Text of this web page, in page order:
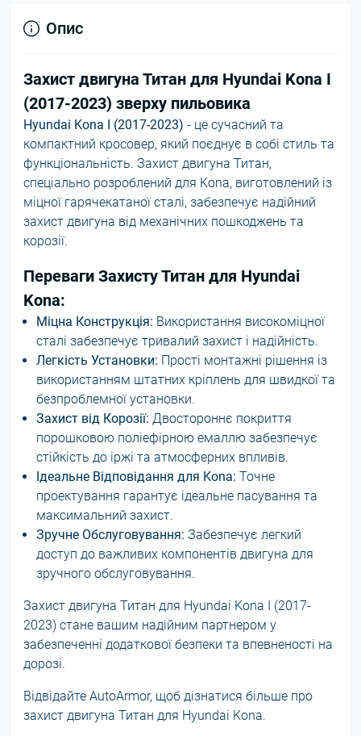
Опис
Захист двигуна Титан для Hyundai Kona I
(2017-2023) зверху пильовика
Hyundai Kona I (2017-2023) - це сучасний та
компактний кросовер, який поєднує в собі стиль та
функціональність. Захист двигуна Титан,
спеціально розроблений для Kona, виготовлений із
міцної гарячекатаної сталі, забезпечує надійний
захист двигуна від механічних пошкоджень та
корозії.
Переваги Захисту Титан для Hyundai
Kona:
Міцна Конструкція: Використання високоміцної
сталі забезпечує тривалий захист і надійність.
Легкість Установки: Прості монтажні рішення із
використанням штатних кріплень для швидкої та
безпроблемної установки.
Захист від Корозії: Двостороннє покриття
порошковою поліефірною емаллю забезпечує
стійкість до іржі та атмосферних впливів.
Ідеальне Відповідання для Kona: Точне
проектування гарантує ідеальне пасування та
максимальний захист.
Зручне Обслуговування: Забезпечує легкий
доступ до важливих компонентів двигуна для
зручного обслуговування.
Захист двигуна Титан для Hyundai Kona I (2017-
2023) стане вашим надійним партнером у
забезпеченні додаткової безпеки та впевненості на
дорозі.
Відвідайте AutoArmor, щоб дізнатися більше про
захист двигуна Титан для Hyundai Kona.